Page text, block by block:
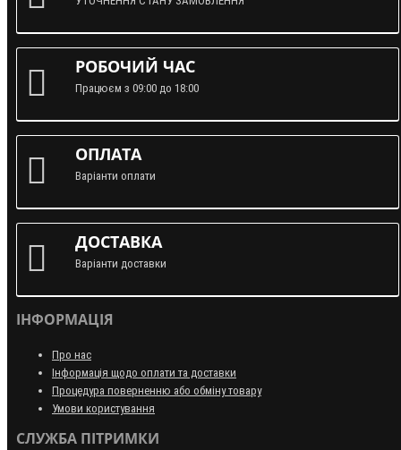
РОБОЧИЙ ЧАС
Працюєм з 09:00 до 18:00
ОПЛАТА
Варіанти оплати
ДОСТАВКА
Варіанти доставки
ІНФОРМАЦІЯ
Про нас
Інформація щодо оплати та доставки
Процедура поверненню або обміну товару
Умови користування
СЛУЖБА ПІТРИМКИ